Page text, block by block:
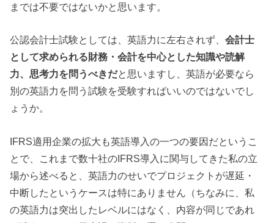
までは不要ではないかと思います。
公認会計士試験としては、英語力に左右されず、会計士
として求められる財務・会計を中心とした知識や読解
力、思考力を問うべきだと思いますし、英語が必要なら
別の英語力を問う試験を受験すればいいのではないでし
ょうか。
IFRS適用企業の拡大も英語導入の一つの要因だというこ
とで、これまで数十社のIFRS導入に関与してきた私の立
場から述べると、英語力のせいでプロジェクトが遅延・
中断したというケースは特にありません（ちなみに、私
の英語力は突出したレベルにはなく、内容が同じであれ